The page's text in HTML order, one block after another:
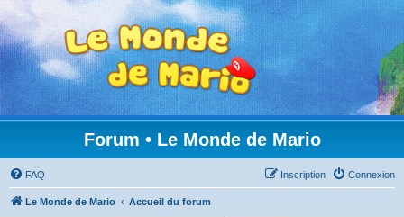
Forum • Le Monde de Mario
FAQ Connexion
Inscription
Le Monde de Mario Accueil du forum